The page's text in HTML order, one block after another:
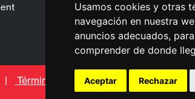
Usamos cookies y otras
navegación en nuestra
anuncios adecuados,
comprender de donde
Aceptar Rechazar
Alumni EAE Madrid
Contacto
Términos de uso |Política